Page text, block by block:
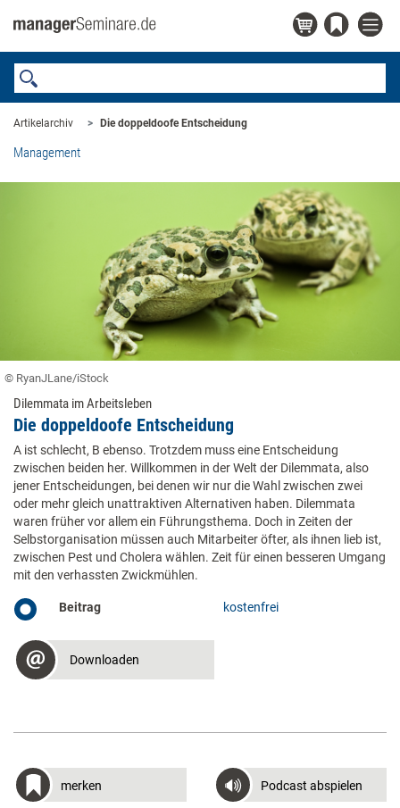
Artikelarchiv Die doppeldoofe Entscheidung
Management
© RyanJLane/iStock
Dilemmata im Arbeitsleben
Die doppeldoofe Entscheidung
A ist schlecht, B ebenso. Trotzdem muss eine Entscheidung
zwischen beiden her. Willkommen in der Welt der Dilemmata, also
jener Entscheidungen, bei denen wir nur die Wahl zwischen zwei
oder mehr gleich unattraktiven Alternativen haben. Dilemmata
waren früher vor allem ein Führungsthema. Doch in Zeiten der
Selbstorganisation müssen auch Mitarbeiter öfter, als ihnen lieb ist,
zwischen Pest und Cholera wählen. Zeit für einen besseren Umgang
mit den ­verhassten Zwickmühlen.
Beitrag kostenfrei
Downloaden
merken Podcast abspielen